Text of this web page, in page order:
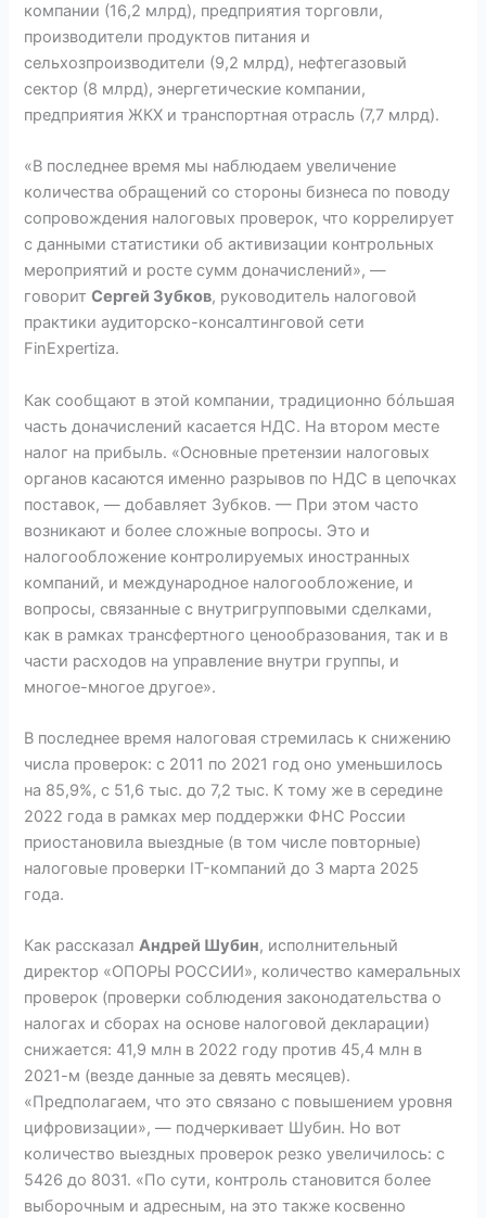
компании (16,2 млрд), предприятия торговли,
производители продуктов питания и
сельхозпроизводители (9,2 млрд), нефтегазовый
сектор (8 млрд), энергетические компании,
предприятия ЖКХ и транспортная отрасль (7,7 млрд).
«В последнее время мы наблюдаем увеличение
количества обращений со стороны бизнеса по поводу
сопровождения налоговых проверок, что коррелирует
с данными статистики об активизации контрольных
мероприятий и росте сумм доначислений», —
говоритСергей Зубков, руководитель налоговой
практики аудиторско-консалтинговой сети
FinExpertiza.
Как сообщают в этой компании, традиционно бóльшая
часть доначислений касается НДС. На втором месте
налог на прибыль. «Основные претензии налоговых
органов касаются именно разрывов по НДС в цепочках
поставок, — добавляет Зубков. — При этом часто
возникают и более сложные вопросы. Это и
налогообложение контролируемых иностранных
компаний, и международное налогообложение, и
вопросы, связанные с внутригрупповыми сделками,
как в рамках трансфертного ценообразования, так и в
части расходов на управление внутри группы, и
многое-многое другое».
В последнее время налоговая стремилась к снижению
числа проверок: с 2011 по 2021 год оно уменьшилось
на 85,9%, с 51,6 тыс. до 7,2 тыс. К тому же в середине
2022 года в рамках мер поддержки ФНС России
приостановила выездные (в том числе повторные)
налоговые проверки IT-компаний до 3 марта 2025
года.
Как рассказалАндрей Шубин, исполнительный
директор «ОПОРЫ РОССИИ», количество камеральных
проверок (проверки соблюдения законодательства о
налогах и сборах на основе налоговой декларации)
снижается: 41,9 млн в 2022 году против 45,4 млн в
2021-м (везде данные за девять месяцев).
«Предполагаем, что это связано с повышением уровня
цифровизации», — подчеркивает Шубин. Но вот
количество выездных проверок резко увеличилось: с
5426 до 8031. «По сути, контроль становится более
выборочным и адресным, на это также косвенно